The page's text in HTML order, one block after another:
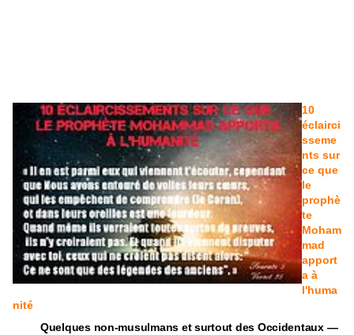
10
éclairci
sseme
nts sur
ce que
le
prophè
te
Moham
mad
apport
a à
l'huma
nité
Quelques non-musulmans et surtout des Occidentaux —